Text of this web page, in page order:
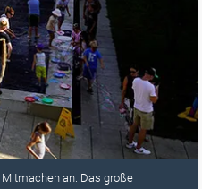
an. Das große